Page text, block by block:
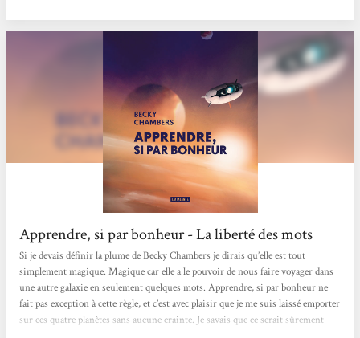
Mathieu Bablet > Lire tout l'article <
Apprendre, si par bonheur - La liberté des mots
Si je devais définir la plume de Becky Chambers je dirais qu’elle est tout
simplement magique. Magique car elle a le pouvoir de nous faire voyager dans
une autre galaxie en seulement quelques mots. Apprendre, si par bonheur ne
fait pas exception à cette règle, et c’est avec plaisir que je me suis laissé emporter
sur ces quatre planètes sans aucune crainte. Je savais que ce serait sûrement